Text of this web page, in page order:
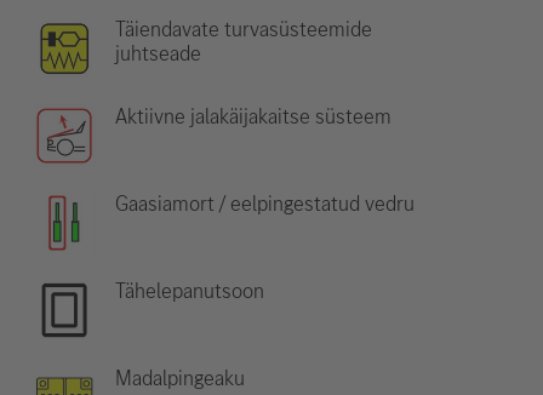
Täiendavate turvasüsteemide
juhtseade
Aktiivne jalakäijakaitse süsteem
Gaasiamort / eelpingestatud vedru
Tähelepanutsoon
Madalpingeaku